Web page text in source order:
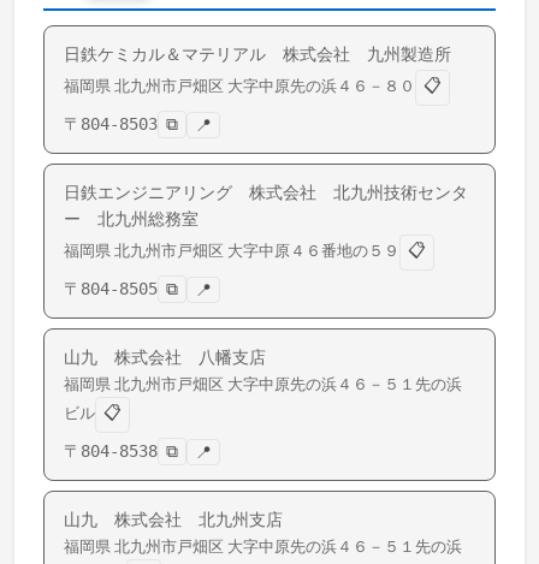
日鉄ケミカル＆マテリアル 株式会社 九州製造所
福岡県 北九州市戸畑区 大字中原先の浜４６－８０
📋
〒 804-8503 ⧉ 📍
日鉄エンジニアリング 株式会社 北九州技術センタ
ー 北九州総務室
福岡県 北九州市戸畑区 大字中原 ４６番地の５９
📋
〒 804-8505 ⧉ 📍
山九 株式会社 八幡支店
福岡県 北九州市戸畑区 大字中原先の浜４６－５１先の浜
ビル 📋
〒 804-8538 ⧉ 📍
山九 株式会社 北九州支店
福岡県 北九州市戸畑区 大字中原先の浜４６－５１先の浜